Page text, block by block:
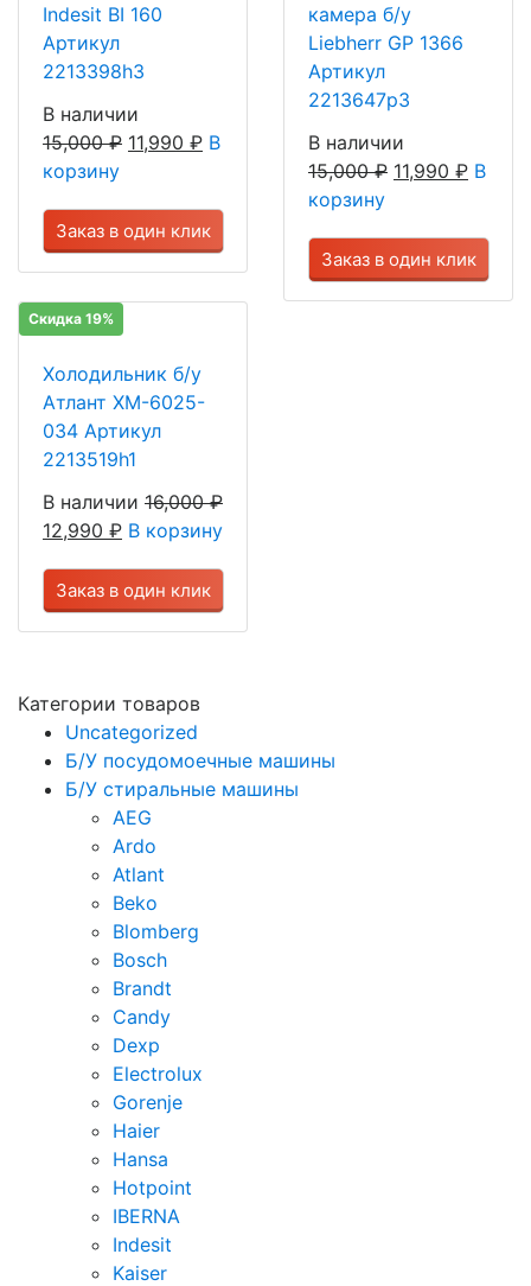
Indesit BI 160
Артикул
2213398h3
В наличии
15,000₽ 11,990 ₽ В
корзину
Заказ в один клик
камера б/у
Liebherr GP 1366
Артикул
2213647р3
В наличии
15,000₽ 11,990 ₽ В
корзину
Заказ в один клик
Скидка 19%
Холодильник б/у
Атлант ХМ-6025-
034 Артикул
2213519h1
В наличии 16,000₽
12,990 ₽ В корзину
Заказ в один клик
Категории товаров
Uncategorized
Б/У посудомоечные машины
Б/У стиральные машины
AEG
Ardo
Atlant
Beko
Blomberg
Bosch
Brandt
Candy
Dexp
Electrolux
Gorenje
Haier
Hansa
Hotpoint
IBERNA
Indesit
Kaiser